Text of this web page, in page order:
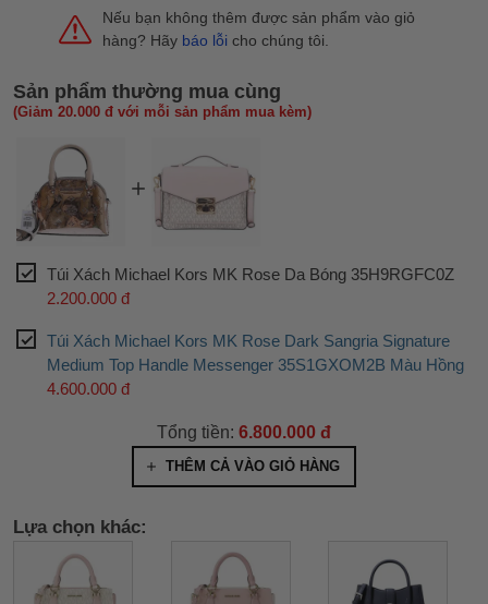
Nếu bạn không thêm được sản phẩm vào giỏ
hàng? Hãy báo lỗi cho chúng tôi.
Sản phẩm thường mua cùng
(Giảm 20.000 đ với mỗi sản phẩm mua kèm)
Túi Xách Michael Kors MK Rose Da Bóng 35H9RGFC0Z
2.200.000 đ
Túi Xách Michael Kors MK Rose Dark Sangria Signature
Medium Top Handle Messenger 35S1GXOM2B Màu Hồng
4.600.000 đ
Tổng tiền: 6.800.000 đ
THÊM CẢ VÀO GIỎ HÀNG
Lựa chọn khác: